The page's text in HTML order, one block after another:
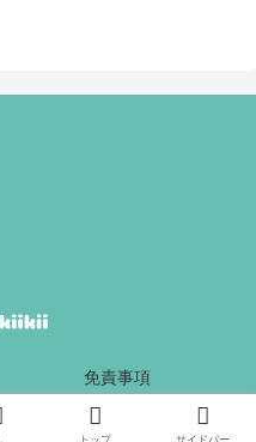
免責事項
All Rights Reserved.
トップ サイドバー